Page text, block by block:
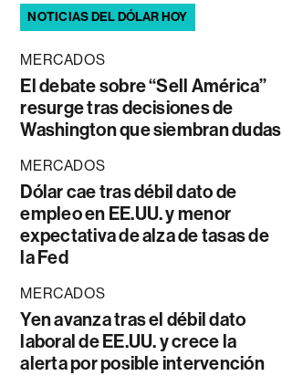
NOTICIAS DEL DÓLAR HOY
MERCADOS
El debate sobre “Sell América”
resurge tras decisiones de
Washington que siembran dudas
MERCADOS
Dólar cae tras débil dato de
empleo en EE.UU. y menor
expectativa de alza de tasas de
la Fed
MERCADOS
Yen avanza tras el débil dato
laboral de EE.UU. y crece la
alerta por posible intervención